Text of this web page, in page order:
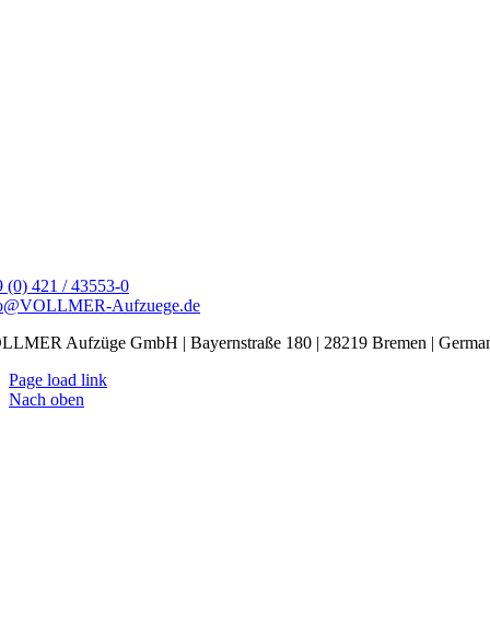
(0) 421 / 43553-0
Aufzuege.de
Aufzüge GmbH | Bayernstraße 180 | 28219 Bremen |
Page load link
Nach oben